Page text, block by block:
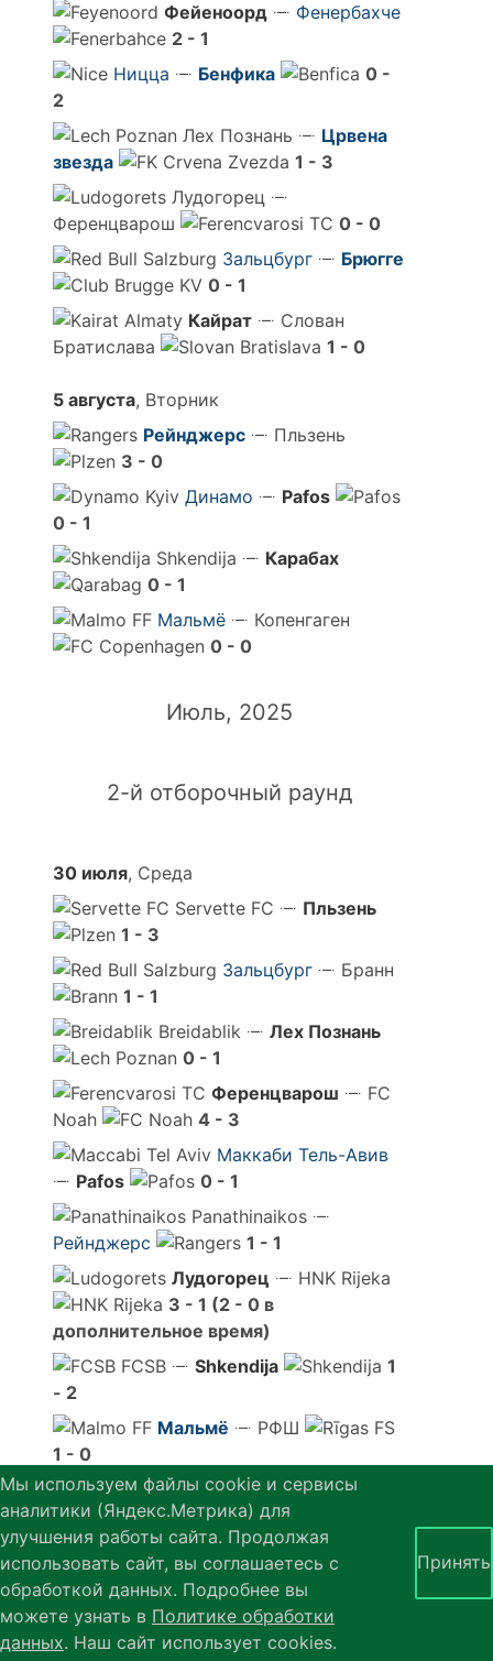
Фейеноорд
Фенербахче
2 - 1
Ницца
Бенфика
0 -
2
Лех Познань
Црвена
звезда
1 - 3
Лудогорец
Ференцварош
0 - 0
Зальцбург
Брюгге
0 - 1
Кайрат
Слован
Братислава
1 - 0
5 августа, Вторник
Рейнджерс
Пльзень
3 - 0
Динамо
Pafos
0 - 1
Shkendija
Карабах
0 - 1
Мальмё
Копенгаген
0 - 0
Июль, 2025
2-й отборочный раунд
30 июля, Среда
Servette FC
Пльзень
1 - 3
Зальцбург
Бранн
1 - 1
Breidablik
Лех Познань
0 - 1
Ференцварош
FC
Noah
4 - 3
Маккаби Тель-Авив
Pafos
0 - 1
Panathinaikos
Рейнджерс
1 - 1
Лудогорец
HNK Rijeka
3 - 1 (2 - 0 в
дополнительное время)
FCSB
Shkendija
1
- 2
Мальмё
РФШ
1 - 0
Карабах
Shelbourne
1 - 0
29 июля, Вторник
Zrinjski
Слован Братислава
2 - 2
Мы используем файлы cookie и сервисы
аналитики (Яндекс.Метрика) для
улучшения работы сайта. Продолжая
использовать сайт, вы соглашаетесь с
обработкой данных. Подробнее вы
можете узнать в Политике обработки
данных. Наш сайт использует cookies.
Принять